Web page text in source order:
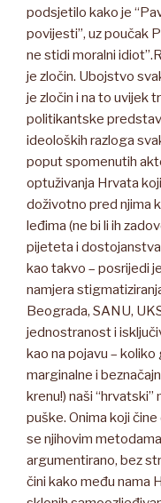
podsjetilo kako je
povijesti”, uz poučak
ne stidi moralni
je zločin. Ubojstvo
je zločin i na to uvijek
politikantske
ideoloških razloga
poput spomenutih
optuživanja Hrvata
doživotno pred njima
leđima (ne bi li ih
pijeteta i
kao takvo – posrijedi
namjera
Beograda, SANU,
jednostranost i
kao na pojavu –
marginalne i
krenu!) naši
puške. Onima koji
se njihovim
argumentirano, bez
čini kako među nama